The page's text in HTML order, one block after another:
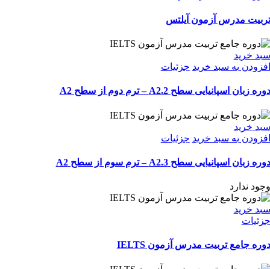
تربیت مدرس آزمون آیلتس
سبد خرید
افزودن به سبد خرید جزئیات
دوره زبان اسپانیایی سطح A2.2 – ترم دوم از سطح A2
سبد خرید
افزودن به سبد خرید جزئیات
دوره زبان اسپانیایی سطح A2.3 – ترم سوم از سطح A2
وجود ندارد
سبد خرید
جزئیات
دوره جامع تربیت مدرس آزمون IELTS